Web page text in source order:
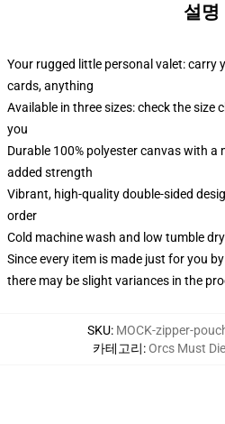
설명
Your rugged little personal valet: carry
cards, anything
Available in three sizes: check the
you
Durable 100% polyester canvas with a
added strength
Vibrant, high-quality double-sided
order
Cold machine wash and low tumble dry
Since every item is made just for you
there may be slight variances in the
SKU: MOCK-zipper-
카테고리:Orcs Must